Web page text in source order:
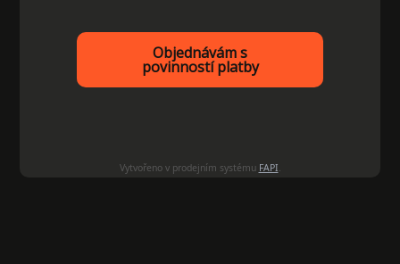
Objednávám s
povinností platby
Vytvořeno v prodejním systému FAPI